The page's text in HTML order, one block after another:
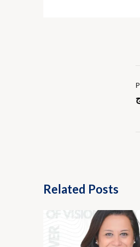
Related Posts